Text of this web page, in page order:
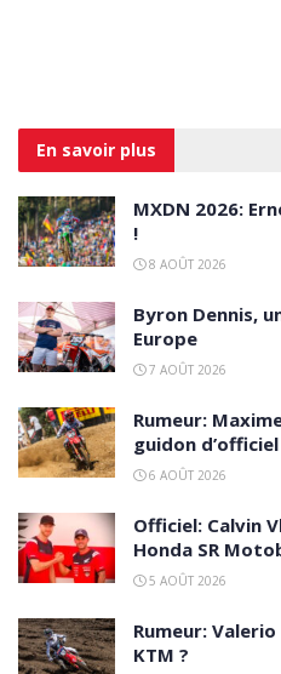
En savoir plus
MXDN 2026:
!
8 AOÛT 2026
Byron Dennis,
Europe
7 AOÛT 2026
Rumeur:
guidon
6 AOÛT 2026
Officiel: Calvin
Honda SR
5 AOÛT 2026
Rumeur:
KTM ?